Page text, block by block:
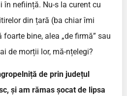
în neființă. Nu-s la curent cu
din țară (ba chiar îmi
bine, alea „de firmă” sau
de morții lor, mă-nțelegi?
de prin județul
și am rămas șocat de lipsa